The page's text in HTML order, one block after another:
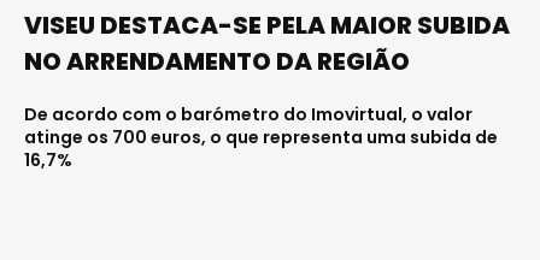
VISEU DESTACA-SE PELA MAIOR SUBIDA
NO ARRENDAMENTO DA REGIÃO
De acordo com o barómetro do Imovirtual, o valor
atinge os 700 euros, o que representa uma subida de
16,7%